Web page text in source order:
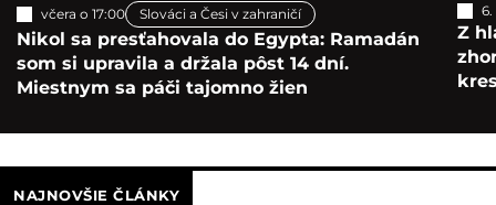
včera o 17:00 Slováci a Česi v zahraničí
Nikol sa presťahovala do Egypta: Ramadán
som si upravila a držala pôst 14 dní.
Miestnym sa páči tajomno žien
Z
NAJNOVŠIE ČLÁNKY